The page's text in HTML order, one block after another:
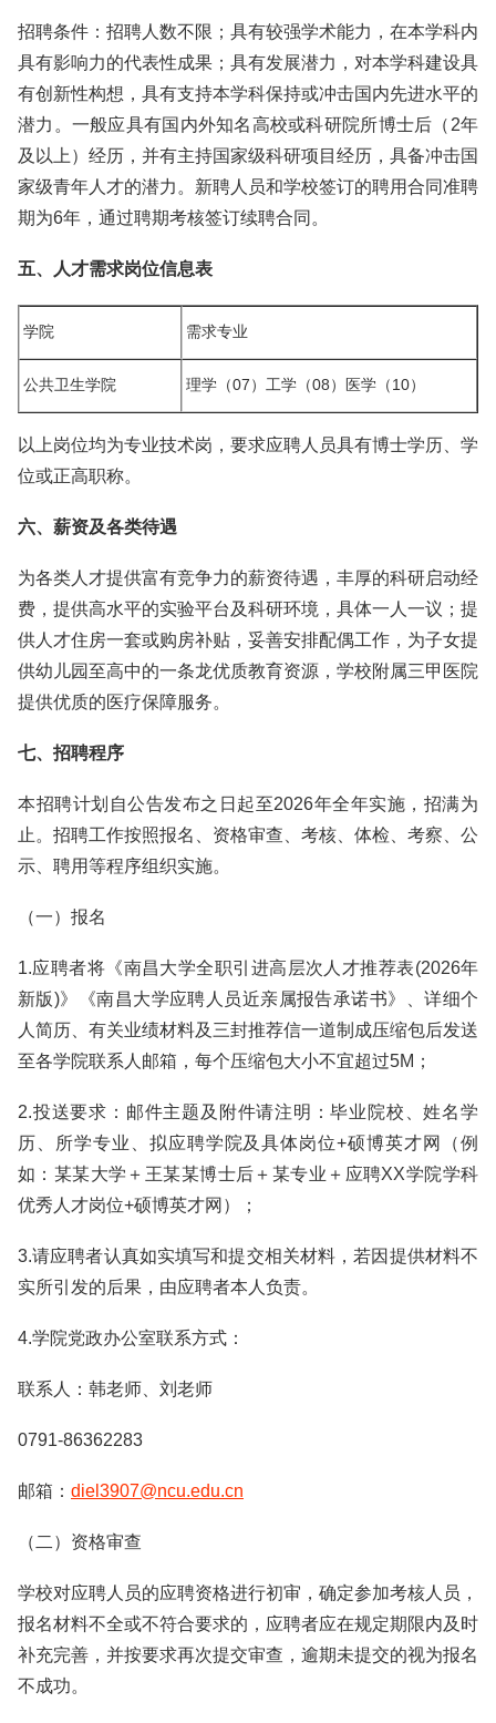
招聘条件：招聘人数不限；具有较强学术能力，在本学科内
具有影响力的代表性成果；具有发展潜力，对本学科建设具
有创新性构想，具有支持本学科保持或冲击国内先进水平的
潜力。一般应具有国内外知名高校或科研院所博士后（2年
及以上）经历，并有主持国家级科研项目经历，具备冲击国
家级青年人才的潜力。新聘人员和学校签订的聘用合同准聘
期为6年，通过聘期考核签订续聘合同。
五、人才需求岗位信息表
学院 需求专业
公共卫生学院 理学（07）工学（08）医学（10）
以上岗位均为专业技术岗，要求应聘人员具有博士学历、学
位或正高职称。
六、薪资及各类待遇
为各类人才提供富有竞争力的薪资待遇，丰厚的科研启动经
费，提供高水平的实验平台及科研环境，具体一人一议；提
供人才住房一套或购房补贴，妥善安排配偶工作，为子女提
供幼儿园至高中的一条龙优质教育资源，学校附属三甲医院
提供优质的医疗保障服务。
七、招聘程序
本招聘计划自公告发布之日起至2026年全年实施，招满为
止。招聘工作按照报名、资格审查、考核、体检、考察、公
示、聘用等程序组织实施。
（一）报名
1.应聘者将《南昌大学全职引进高层次人才推荐表(2026年
新版)》《南昌大学应聘人员近亲属报告承诺书》、详细个
人简历、有关业绩材料及三封推荐信一道制成压缩包后发送
至各学院联系人邮箱，每个压缩包大小不宜超过5M；
2.投送要求：邮件主题及附件请注明：毕业院校、姓名学
历、所学专业、拟应聘学院及具体岗位+硕博英才网（例
如：某某大学＋王某某博士后＋某专业＋应聘XX学院学科
优秀人才岗位+硕博英才网）；
3.请应聘者认真如实填写和提交相关材料，若因提供材料不
实所引发的后果，由应聘者本人负责。
4.学院党政办公室联系方式：
联系人：韩老师、刘老师
0791-86362283
邮箱： diel3907@ncu.edu.cn
（二）资格审查
学校对应聘人员的应聘资格进行初审，确定参加考核人员，
报名材料不全或不符合要求的，应聘者应在规定期限内及时
补充完善，并按要求再次提交审查，逾期未提交的视为报名
不成功。